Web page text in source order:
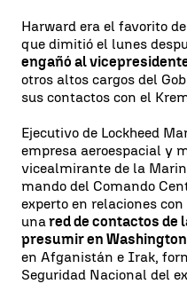
Harward era el favorito
que dimitió el lunes
engañó al
otros altos cargos del
sus contactos con el
Ejecutivo de Lockheed
empresa aeroespacial y
vicealmirante de la
mando del Comando
experto en relaciones
unared de contactos de
presumir en Washington
en Afganistán e Irak,
Seguridad Nacional del